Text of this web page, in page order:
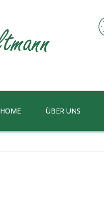
HOME ÜBER UNS